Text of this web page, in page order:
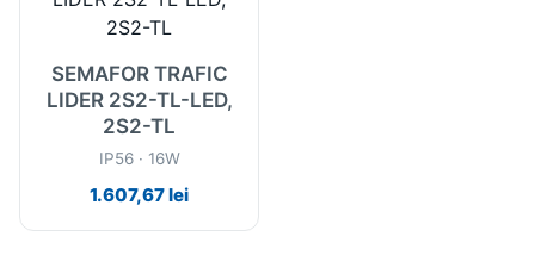
SEMAFOR TRAFIC
LIDER 2S2-TL-LED,
2S2-TL
IP56 · 16W
1.607,67lei